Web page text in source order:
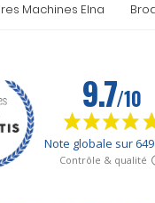
Machines Elna